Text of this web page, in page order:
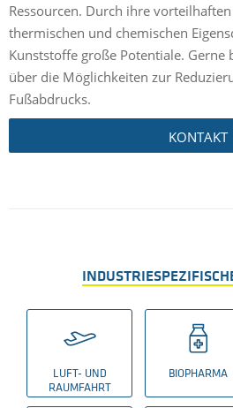
Ressourcen. Durch ihre
thermischen und chemischen
Kunststoffe große Potentiale.
über die Möglichkeiten zur
Fußabdrucks.
KONTAKT
LUFT- UND
RAUMFAHRT
BIOPHARMA